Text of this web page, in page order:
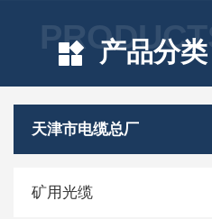
PRODUCTS
产品分类
天津市电缆总厂
矿用光缆